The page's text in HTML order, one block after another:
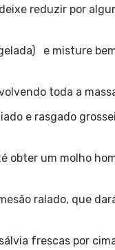
reduzir por
e misture
toda a
e rasgado
obter um molho
ralado, que
frescas por